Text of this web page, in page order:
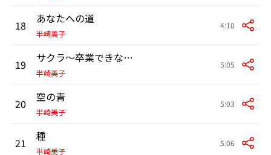
18 あなたへの道
半崎美子
4:10
19 サクラ～卒業できなかった君へ～
半崎美子
5:05
20 空の青
半崎美子
5:03
21 種
半崎美子
5:06